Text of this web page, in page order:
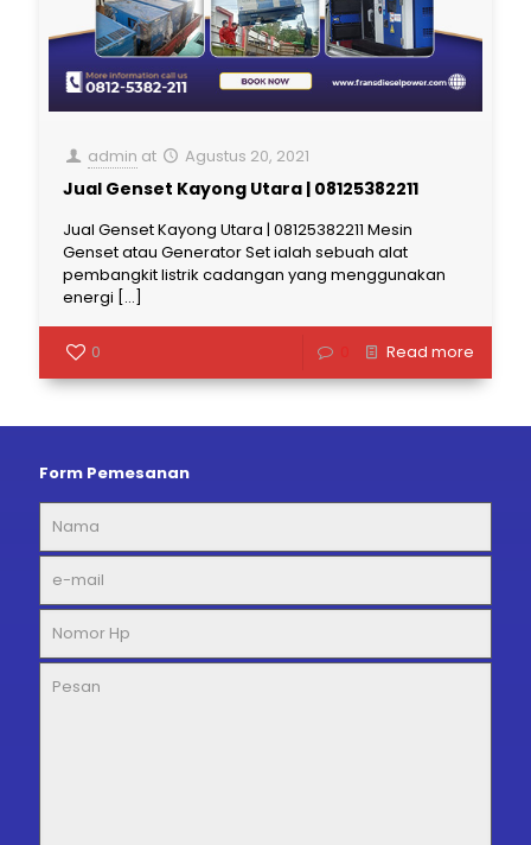
admin at Agustus 20, 2021
Jual Genset Kayong Utara | 08125382211
Jual Genset Kayong Utara | 08125382211 Mesin
Genset atau Generator Set ialah sebuah alat
pembangkit listrik cadangan yang menggunakan
energi […]
0 Read more
Form Pemesanan